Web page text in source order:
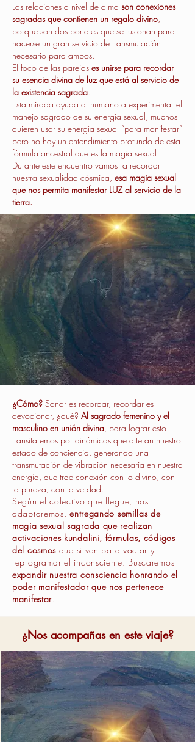
Las relaciones a nivel de alma son conexiones
sagradas que contienen un regalo divino,
porque son dos portales que se fusionan para
hacerse un gran servicio de transmutación
necesario para ambos.
El foco de las parejas es unirse para recordar
su esencia divina de luz que está al servicio de
la existencia sagrada.
Esta mirada ayuda al humano a experimentar el
manejo sagrado de su energía sexual, muchos
quieren usar su energía sexual “para manifestar”
pero no hay un entendimiento profundo de esta
fórmula ancestral que es la magia sexual.
Durante este encuentro vamos a recordar
nuestra sexualidad cósmica, esa magia sexual
que nos permita manifestar LUZ al servicio de la
tierra.
¿Cómo? Sanar es recordar, recordar es
devocionar, ¿qué? Al sagrado femenino y el
masculino en unión divina, para lograr esto
transitaremos por dinámicas que alteran nuestro
estado de conciencia, generando una
transmutación de vibración necesaria en nuestra
energía, que trae conexión con lo divino, con
la pureza, con la verdad.
Según el colectivo que llegue, nos
adaptaremos,entregando semillas de
magia sexual sagrada que realizan
activaciones kundalini, fórmulas, códigos
del cosmos que sirven para vaciar y
reprogramar el inconsciente. Buscaremos
expandir nuestra consciencia honrando el
poder manifestador que nos pertenece
manifestar.
¿Nos acompañas en este viaje?